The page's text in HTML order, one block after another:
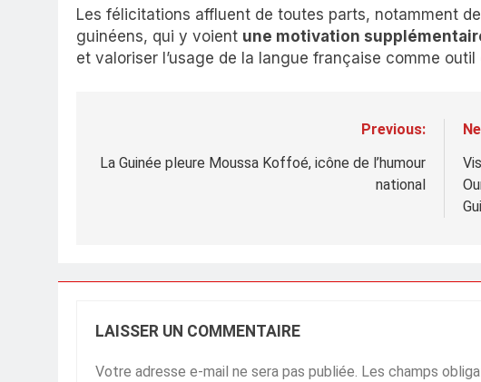
Les félicitations affluent de toutes parts, notamment
guinéens, qui y voient une motivation
et valoriser l’usage de la langue française comme outil
de
Previous:
La Guinée pleure Moussa Koffoé, icône de l’humour
national
LAISSER UN COMMENTAIRE
Votre adresse e-mail ne sera pas publiée. Les champs